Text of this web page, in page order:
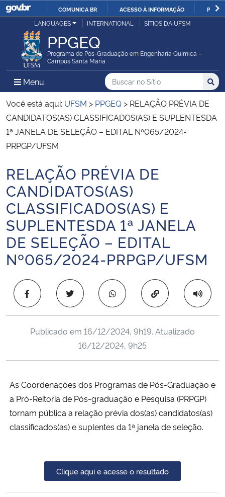
IR
O
COMUNICA BR ACESSO À INFORMAÇÃO
Ministério da Justiça e Segurança Pública
Ministério da Defesa
Ministério das Relações Exteriores
Ministério da Economia
Ministério da Agricultura, Pecuária e Abastecimento
Ministério da Educação
Ministério da Cidadania
Ministério da Saúde
Ministério de Minas e Energia
Ministério da Ciência, Tecnologia, Inovações e Comunicações
Controladoria-Geral da União
LANGUAGES INTERNATIONAL SÍTIOS DA UFSM
PPGEQ
Programa de Pós-Graduação em Engenharia Química –
Campus Santa Maria
Menu Menu Principal do Sítio
Busca
Buscar no no Sítio
Busca:
Você está aqui: UFSM > PPGEQ > RELAÇÃO PRÉVIA DE
CANDIDATOS(AS) CLASSIFICADOS(AS) E SUPLENTESDA
1ª JANELA DE SELEÇÃO – EDITAL Nº065/2024-
PRPGP/UFSM
Início do conteúdo
RELAÇÃO PRÉVIA DE
CANDIDATOS(AS)
CLASSIFICADOS(AS) E
SUPLENTESDA 1ª JANELA
DE SELEÇÃO – EDITAL
Nº065/2024-PRPGP/UFSM
Copiar para área
Publicado em 16/12/2024, 9h19. Atualizado
16/12/2024, 9h25
As Coordenações dos Programas de Pós-Graduação e
a Pró-Reitoria de Pós-graduação e Pesquisa (PRPGP)
tornam pública a relação prévia dos(as) candidatos(as)
classificados(as) e suplentes da 1ª janela de seleção.
Clique aqui e acesse o resultado